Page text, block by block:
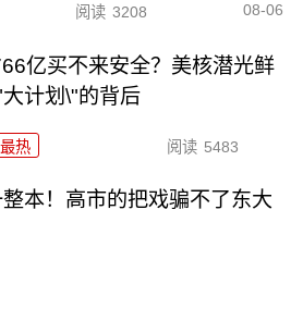
阅读 3208 08-06
亿买不来安全？美核潜光鲜
计划\"的背后
最热 阅读 5483
本！高市的把戏骗不了东大